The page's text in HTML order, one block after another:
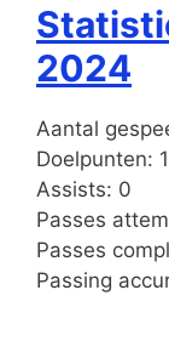
2024
Aantal
Doelpunten: 1
Assists: 0
Passes
Passes
Passing